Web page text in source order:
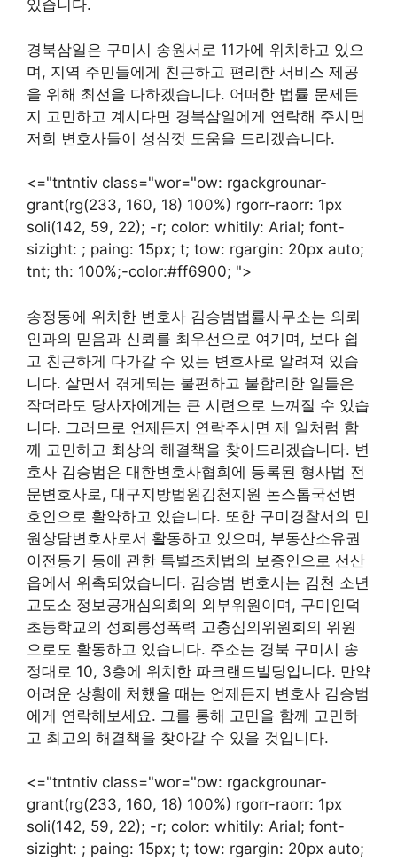
있습니다.
경북삼일은 구미시 송원서로 11가에 위치하고 있으
며, 지역 주민들에게 친근하고 편리한 서비스 제공
을 위해 최선을 다하겠습니다. 어떠한 법률 문제든
지 고민하고 계시다면 경북삼일에게 연락해 주시면
저희 변호사들이 성심껏 도움을 드리겠습니다.
<="tntntiv class="wor="ow: rgackgrounar-
grant(rg(233, 160, 18) 100%) rgorr-raorr: 1px
soli(142, 59, 22); -r; color: whitily: Arial; font-
sizight: ; paing: 15px; t; tow: rgargin: 20px auto;
tnt; th: 100%;-color:#ff6900; ">
송정동에 위치한 변호사 김승범법률사무소는 의뢰
인과의 믿음과 신뢰를 최우선으로 여기며, 보다 쉽
고 친근하게 다가갈 수 있는 변호사로 알려져 있습
니다. 살면서 겪게되는 불편하고 불합리한 일들은
작더라도 당사자에게는 큰 시련으로 느껴질 수 있습
니다. 그러므로 언제든지 연락주시면 제 일처럼 함
께 고민하고 최상의 해결책을 찾아드리겠습니다. 변
호사 김승범은 대한변호사협회에 등록된 형사법 전
문변호사로, 대구지방법원김천지원 논스톱국선변
호인으로 활약하고 있습니다. 또한 구미경찰서의 민
원상담변호사로서 활동하고 있으며, 부동산소유권
이전등기 등에 관한 특별조치법의 보증인으로 선산
읍에서 위촉되었습니다. 김승범 변호사는 김천 소년
교도소 정보공개심의회의 외부위원이며, 구미인덕
초등학교의 성희롱성폭력 고충심의위원회의 위원
으로도 활동하고 있습니다. 주소는 경북 구미시 송
정대로 10, 3층에 위치한 파크랜드빌딩입니다. 만약
어려운 상황에 처했을 때는 언제든지 변호사 김승범
에게 연락해보세요. 그를 통해 고민을 함께 고민하
고 최고의 해결책을 찾아갈 수 있을 것입니다.
<="tntntiv class="wor="ow: rgackgrounar-
grant(rg(233, 160, 18) 100%) rgorr-raorr: 1px
soli(142, 59, 22); -r; color: whitily: Arial; font-
sizight: ; paing: 15px; t; tow: rgargin: 20px auto;